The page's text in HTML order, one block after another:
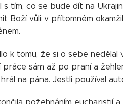
s tím, co se bude dít na
Boží vůli v přítomném
k tomu, že si o sebe
práce sám až po praní a
na pána. Jestli používal